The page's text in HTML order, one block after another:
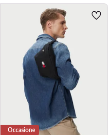
Occasione